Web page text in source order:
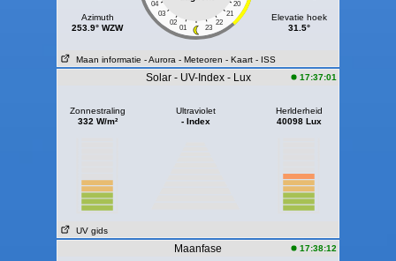
Azimuth
253.9° WZW
04
20
03
21
02
22
01 23
Elevatie hoek
31.5°
Maan informatie - Aurora - Meteoren - Kaart - ISS
Solar - UV-Index - Lux 17:37:01
Zonnestraling
332 W/m²
Ultraviolet
- Index
Herlderheid
40098 Lux
UV gids
Maanfase 17:38:12